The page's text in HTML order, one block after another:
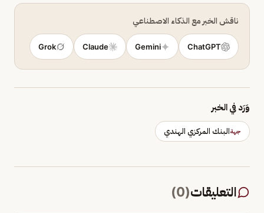
ناقش الخبر مع الذكاء الاصطناعي
ChatGPT
Gemini
Claude
Grok
وَرَد في الخبر
جهةالبنك المركزي الهندي
التعليقات(
0
)